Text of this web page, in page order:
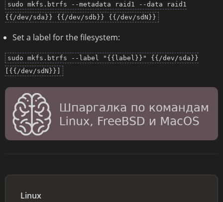
sudo mkfs.btrfs --metadata raid1 --data raid1
{{/dev/sda}} {{/dev/sdb}} {{/dev/sdN}}
Set a label for the filesystem:
sudo mkfs.btrfs --label "{{label}}" {{/dev/sda}}
[{{/dev/sdN}}]
Linux